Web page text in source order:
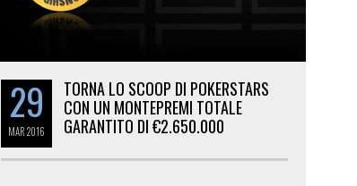
29
MAR2016
TORNA LO SCOOP DI POKERSTARS
CON UN MONTEPREMI TOTALE
GARANTITO DI €2.650.000